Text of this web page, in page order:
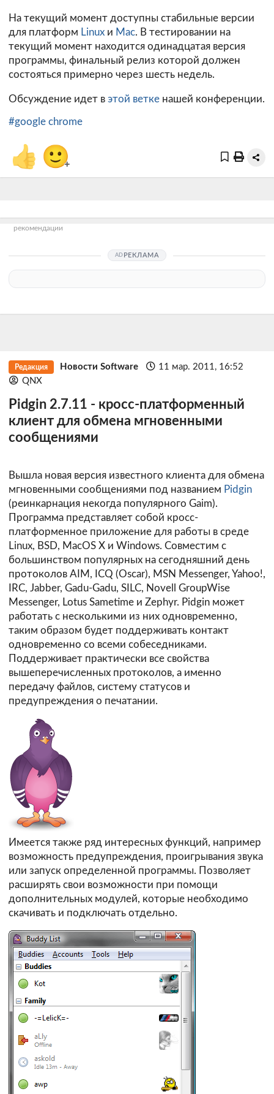
На текущий момент доступны стабильные версии
для платформ Linux и Mac. В тестировании на
текущий момент находится одинадцатая версия
программы, финальный релиз которой должен
состояться примерно через шесть недель.
Обсуждение идет в этой ветке нашей конференции.
#google chrome
👍 🙂+
рекомендации
РЕКЛАМА
Редакция Новости Software
11 мар. 2011, 16:52
QNX
Pidgin 2.7.11 - кросс-платформенный
клиент для обмена мгновенными
сообщениями
Вышла новая версия известного клиента для обмена
мгновенными сообщениями под названием Pidgin
(реинкарнация некогда популярного Gaim).
Программа представляет собой кросс-
платформенное приложение для работы в среде
Linux, BSD, MacOS X и Windows. Совместим с
большинством популярных на сегодняшний день
протоколов AIM, ICQ (Oscar), MSN Messenger, Yahoo!,
IRC, Jabber, Gadu-Gadu, SILC, Novell GroupWise
Messenger, Lotus Sametime и Zephyr. Pidgin может
работать с несколькими из них одновременно,
таким образом будет поддерживать контакт
одновременно со всеми собеседниками.
Поддерживает практически все свойства
вышеперечисленных протоколов, а именно
передачу файлов, систему статусов и
предупреждения о печатании.
Имеется также ряд интересных функций, например
возможность предупреждения, проигрывания звука
или запуск определенной программы. Позволяет
расширять свои возможности при помощи
дополнительных модулей, которые необходимо
скачивать и подключать отдельно.